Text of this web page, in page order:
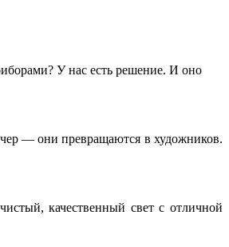
У нас есть решение. И оно
— они превращаются в художников.
качественный свет с отличной